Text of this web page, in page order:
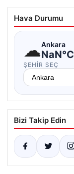
Hava Durumu
☁Ankara
NaN°C
ŞEHIR SEÇ
Bizi Takip Edin